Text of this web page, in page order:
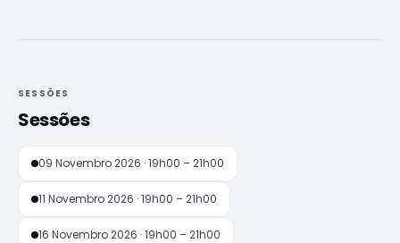
SESSÕES
Sessões
09 Novembro 2026 · 19h00 – 21h00
11 Novembro 2026 · 19h00 – 21h00
16 Novembro 2026 · 19h00 – 21h00